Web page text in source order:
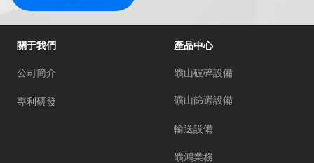
關于我們
公司簡介
專利研發
產品中心
礦山破碎設備
礦山篩選設備
輸送設備
礦鴻業務